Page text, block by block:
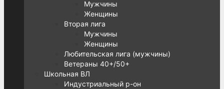
Мужчины
Женщины
Вторая лига
Мужчины
Женщины
Любительская лига (мужчины)
Ветераны 40+/50+
Школьная ВЛ
Индустриальный р-он